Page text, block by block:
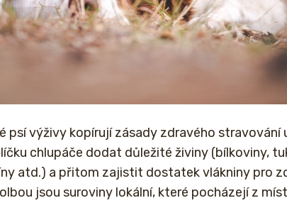
psí výživy kopírují zásady zdravého stravování
chlupáče dodat důležité živiny (bílkoviny,
atd.) a přitom zajistit dostatek vlákniny pro
jsou suroviny lokální, které pocházejí z